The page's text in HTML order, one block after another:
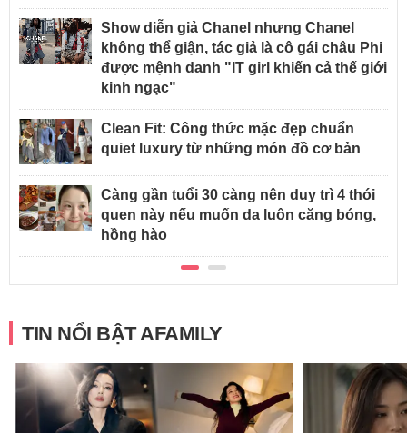
Show diễn giả Chanel nhưng Chanel
không thể giận, tác giả là cô gái châu Phi
được mệnh danh "IT girl khiến cả thế giới
kinh ngạc"
Clean Fit: Công thức mặc đẹp chuẩn
quiet luxury từ những món đồ cơ bản
Càng gần tuổi 30 càng nên duy trì 4 thói
quen này nếu muốn da luôn căng bóng,
hồng hào
TIN NỔI BẬT AFAMILY